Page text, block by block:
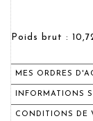
MES ORDRES
INFORMATIONS
CONDITIONS DE